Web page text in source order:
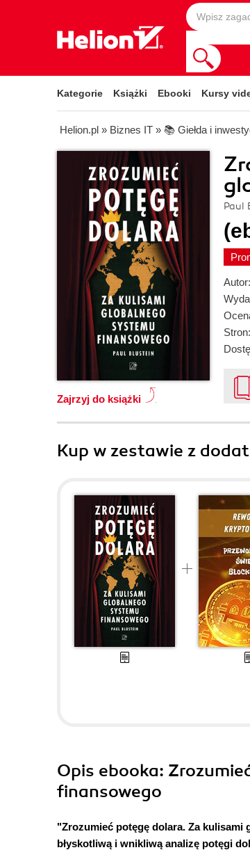
Kategorie Książki Ebooki Kursy
Helion.pl » Biznes IT » 📚 Giełda i
Paul
Zajrzyj do książki
Autor:
Stron:
Kup w zestawie z
Opis ebooka:
finansowego
"Zrozumieć potęgę dolara. Za
błyskotliwą i wnikliwą analizę potęgi